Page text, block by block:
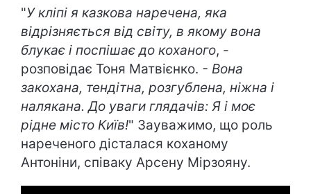
"У кліпі я казкова наречена, яка
відрізняється від світу, в якому вона
блукає і поспішає до коханого, -
розповідає Тоня Матвієнко. - Вона
закохана, тендітна, розгублена, ніжна і
налякана. До уваги глядачів: Я і моє
рідне місто Київ!" Зауважимо, що роль
нареченого дісталася коханому
Антоніни, співаку Арсену Мірзояну.